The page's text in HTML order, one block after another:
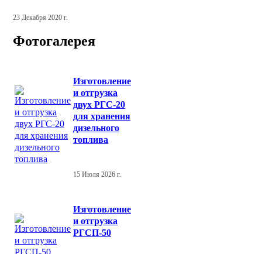
23 Декабря 2020 г.
Фотогалерея
Изготовление
и отгрузка
двух РГС-20
для хранения
дизельного
топлива
15 Июля 2026 г.
Изготовление
и отгрузка
РГСП-50